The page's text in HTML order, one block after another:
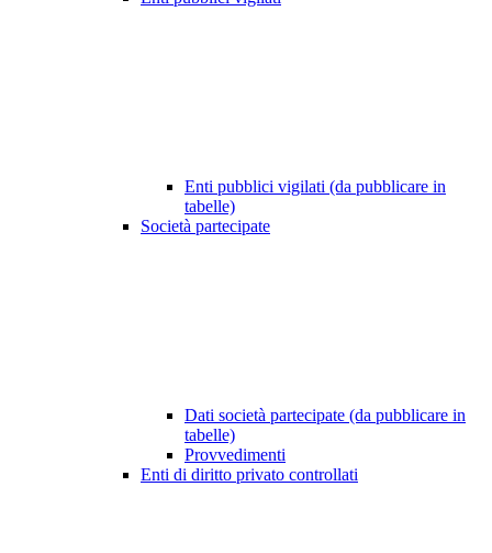
Enti pubblici vigilati (da pubblicare in
tabelle)
Società partecipate
Dati società partecipate (da pubblicare in
tabelle)
Provvedimenti
Enti di diritto privato controllati